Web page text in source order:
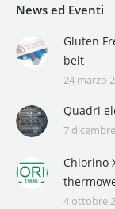
News ed Eventi
Gluten
belt
24 marzo
Quadri
7
Chiorino
4 ottobre